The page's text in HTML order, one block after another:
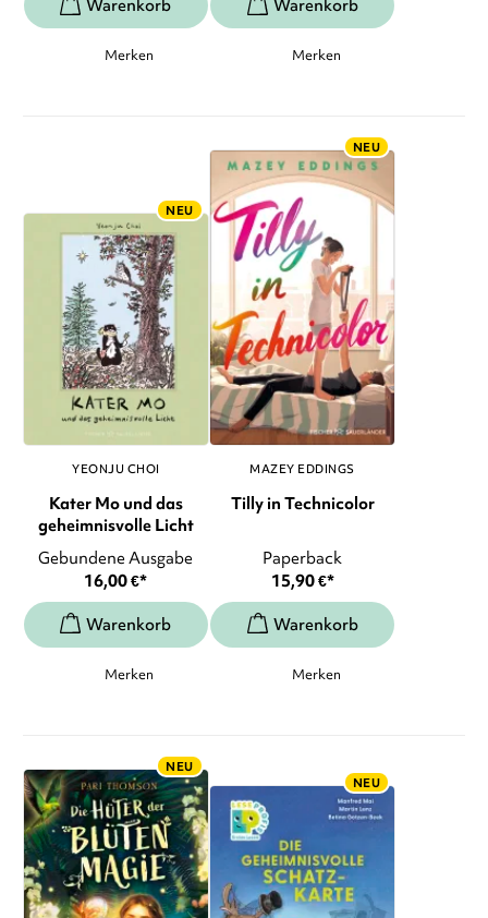
Merken Merken
NEU
YEONJU CHOI
Kater Mo und das
geheimnisvolle Licht
Gebundene Ausgabe
16,00€*
Merken
NEU
MAZEY EDDINGS
Tilly in Technicolor
Paperback
15,90€*
Merken
NEU
NEU